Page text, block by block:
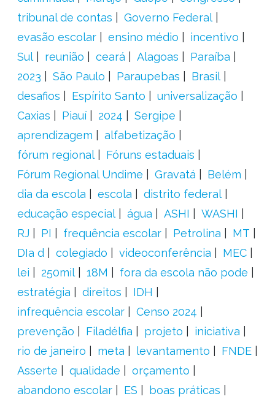
tribunal de contas
Governo Federal
evasão escolar
ensino médio
incentivo
Sul
reunião ceará Alagoas
Paraíba
2023
São Paulo Paraupebas
Brasil
desafios
Espírito Santo
universalização
Caxias
Piauí 2024
Sergipe
aprendizagem
alfabetização
fórum regional
Fóruns estaduais
Fórum Regional Undime
Gravatá
Belém
dia da escola
escola
distrito federal
educação especial
água ASHI
WASHI
RJ
PI frequência escolar Petrolina
MT
DIa d
colegiado videoconferência
MEC
lei
250mil 18M
fora da escola não pode
estratégia
direitos
IDH
infrequência escolar
Censo 2024
prevenção
Filadélfia projeto
iniciativa
rio de janeiro
meta levantamento
FNDE
Asserte
qualidade
orçamento
abandono escolar
ES
boas práticas